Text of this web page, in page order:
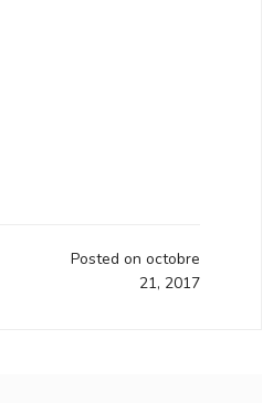
Posted on octobre
21, 2017